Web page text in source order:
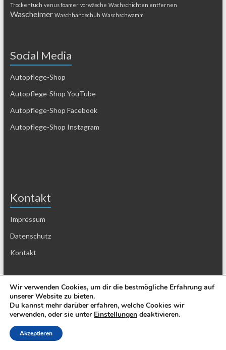
Trockentuch venus foamer vorwäsche Wachschichten entfernen
Wascheimer Waschhandschuh Waschschwamm
Social Media
Autopflege-Shop
Autopflege-Shop YouTube
Autopflege-Shop Facebook
Autopflege-Shop Instagram
Kontakt
Impressum
Datenschutz
Kontakt
Copyright © 2026
Wir verwenden Cookies, um dir die bestmögliche Erfahrung auf
unserer Website zu bieten.
Du kannst mehr darüber erfahren, welche Cookies wir
verwenden, oder sie unter Einstellungen deaktivieren.
Akzeptieren